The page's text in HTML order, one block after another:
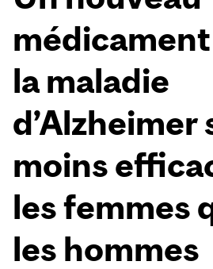
la maladie
d’Alzheimer
moins
les femmes
les hommes